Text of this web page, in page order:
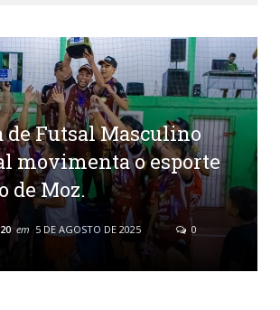
de Futsal Masculino
movimenta o esporte
de Moz.
em 5 DE AGOSTO DE 2025
0